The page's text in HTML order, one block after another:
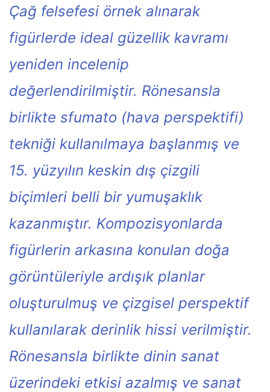
Çağ felsefesi örnek alınarak
figürlerde ideal güzellik kavramı
yeniden incelenip
değerlendirilmiştir. Rönesansla
birlikte sfumato (hava perspektifi)
tekniği kullanılmaya başlanmış ve
15. yüzyılın keskin dış çizgili
biçimleri belli bir yumuşaklık
kazanmıştır. Kompozisyonlarda
figürlerin arkasına konulan doğa
görüntüleriyle ardışık planlar
oluşturulmuş ve çizgisel perspektif
kullanılarak derinlik hissi verilmiştir.
Rönesansla birlikte dinin sanat
üzerindeki etkisi azalmış ve sanat